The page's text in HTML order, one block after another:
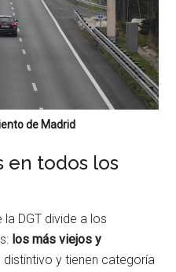
de Madrid
en todos los
DGT divide a los
los más viejos y
distintivo y tienen categoría